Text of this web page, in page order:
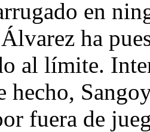
en
ha
al límite.
hecho,
fuera de